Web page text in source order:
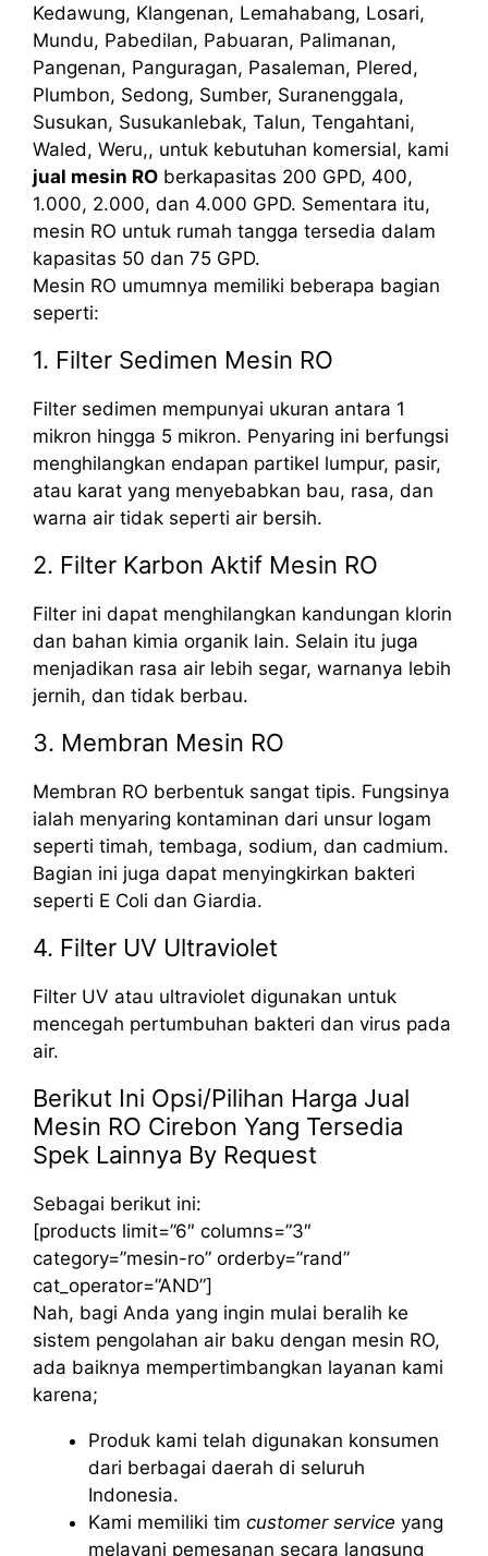
Kedawung, Klangenan, Lemahabang, Losari,
Mundu, Pabedilan, Pabuaran, Palimanan,
Pangenan, Panguragan, Pasaleman, Plered,
Plumbon, Sedong, Sumber, Suranenggala,
Susukan, Susukanlebak, Talun, Tengahtani,
Waled, Weru,, untuk kebutuhan komersial, kami
jual mesin RO berkapasitas 200 GPD, 400,
1.000, 2.000, dan 4.000 GPD. Sementara itu,
mesin RO untuk rumah tangga tersedia dalam
kapasitas 50 dan 75 GPD.
Mesin RO umumnya memiliki beberapa bagian
seperti:
1. Filter Sedimen Mesin RO
Filter sedimen mempunyai ukuran antara 1
mikron hingga 5 mikron. Penyaring ini berfungsi
menghilangkan endapan partikel lumpur, pasir,
atau karat yang menyebabkan bau, rasa, dan
warna air tidak seperti air bersih.
2. Filter Karbon Aktif Mesin RO
Filter ini dapat menghilangkan kandungan klorin
dan bahan kimia organik lain. Selain itu juga
menjadikan rasa air lebih segar, warnanya lebih
jernih, dan tidak berbau.
3. Membran Mesin RO
Membran RO berbentuk sangat tipis. Fungsinya
ialah menyaring kontaminan dari unsur logam
seperti timah, tembaga, sodium, dan cadmium.
Bagian ini juga dapat menyingkirkan bakteri
seperti E Coli dan Giardia.
4. Filter UV Ultraviolet
Filter UV atau ultraviolet digunakan untuk
mencegah pertumbuhan bakteri dan virus pada
air.
Berikut Ini Opsi/Pilihan Harga Jual
Mesin RO Cirebon Yang Tersedia
Spek Lainnya By Request
Sebagai berikut ini:
[products limit=”6″ columns=”3″
category=”mesin-ro” orderby=”rand”
cat_operator=”AND”]
Nah, bagi Anda yang ingin mulai beralih ke
sistem pengolahan air baku dengan mesin RO,
ada baiknya mempertimbangkan layanan kami
karena;
Produk kami telah digunakan konsumen
dari berbagai daerah di seluruh
Indonesia.
Kami memiliki tim customer service yang
melayani pemesanan secara langsung